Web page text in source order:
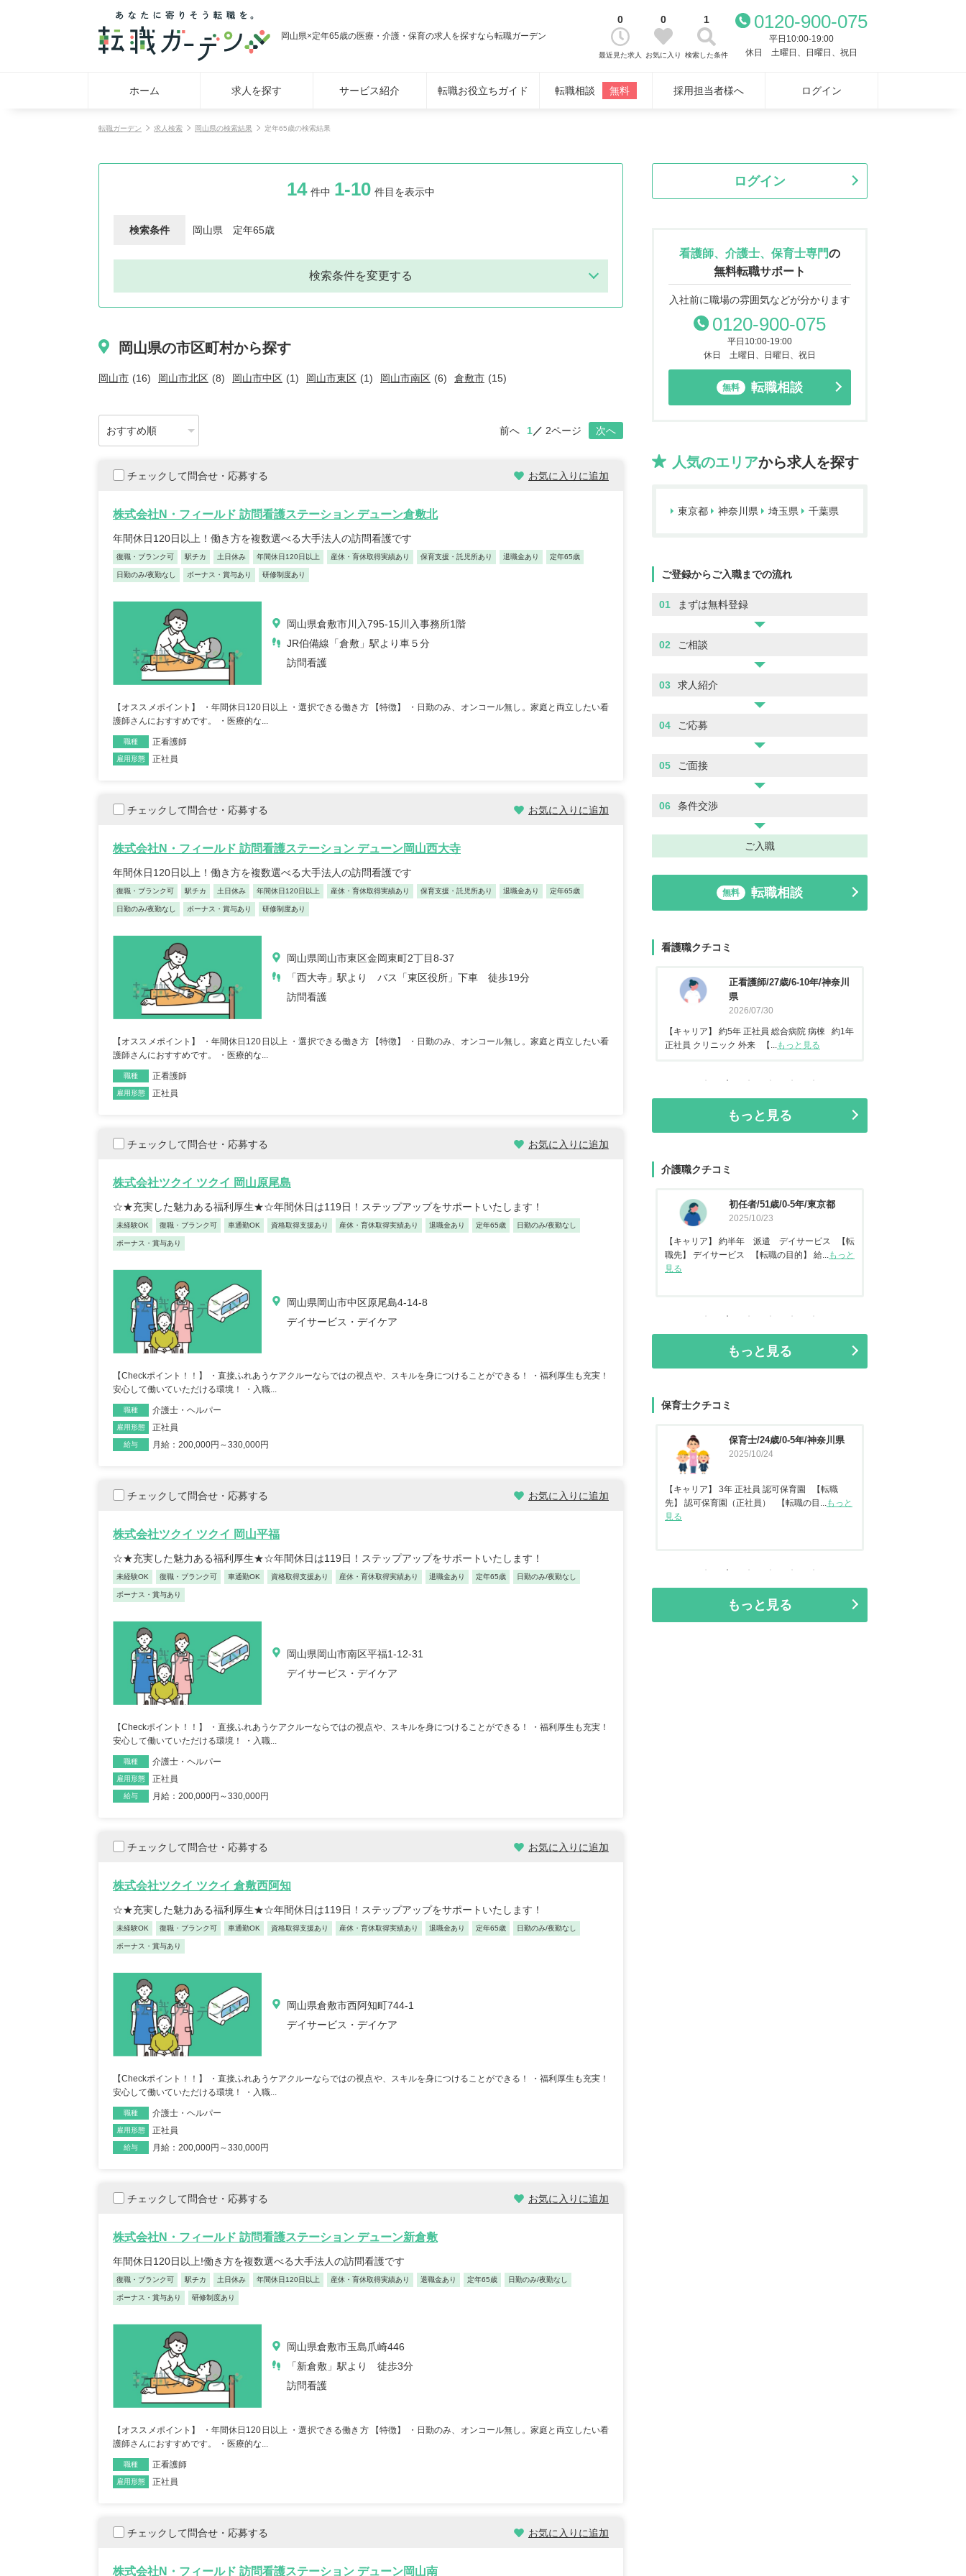
岡山県×定年65歳の医療・介護・保育の求人を探すなら転職ガーデン
0
最近見た求人
0
お気に入り
1
検索した条件
0120-900-075
平日10:00-19:00
休日 土曜日、日曜日、祝日
ホーム 求人を探す サービス紹介 転職お役立ちガイド 転職相談 無料 採用担当者様へ ログイン
転職ガーデン 求人検索 岡山県の検索結果 定年65歳の検索結果
14 件中 1-10 件目を表示中
検索条件 岡山県 定年65歳
検索条件を変更する
岡山県の市区町村から探す
岡山市 (16) 岡山市北区 (8) 岡山市中区 (1) 岡山市東区 (1) 岡山市南区 (6) 倉敷市 (15)
前へ 1 2ページ 次へ
チェックして問合せ・応募する お気に入りに追加
株式会社N・フィールド 訪問看護ステーション デューン倉敷北
年間休日120日以上！働き方を複数選べる大手法人の訪問看護です
復職・ブランク可 駅チカ 土日休み 年間休日120日以上 産休・育休取得実績あり 保育支援・託児所あり 退職金あり 定年65歳
日勤のみ/夜勤なし ボーナス・賞与あり 研修制度あり
岡山県倉敷市川入795-15川入事務所1階
JR伯備線「倉敷」駅より車５分
訪問看護
【オススメポイント】 ・年間休日120日以上 ・選択できる働き方 【特徴】 ・日勤のみ、オンコール無し。家庭と両立したい看
護師さんにおすすめです。 ・医療的な...
職種 正看護師
雇用形態 正社員
チェックして問合せ・応募する お気に入りに追加
株式会社N・フィールド 訪問看護ステーション デューン岡山西大寺
年間休日120日以上！働き方を複数選べる大手法人の訪問看護です
復職・ブランク可 駅チカ 土日休み 年間休日120日以上 産休・育休取得実績あり 保育支援・託児所あり 退職金あり 定年65歳
日勤のみ/夜勤なし ボーナス・賞与あり 研修制度あり
岡山県岡山市東区金岡東町2丁目8-37
「西大寺」駅より バス「東区役所」下車 徒歩19分
訪問看護
【オススメポイント】 ・年間休日120日以上 ・選択できる働き方 【特徴】 ・日勤のみ、オンコール無し。家庭と両立したい看
護師さんにおすすめです。 ・医療的な...
職種 正看護師
雇用形態 正社員
チェックして問合せ・応募する お気に入りに追加
株式会社ツクイ ツクイ 岡山原尾島
☆★充実した魅力ある福利厚生★☆年間休日は119日！ステップアップをサポートいたします！
未経験OK 復職・ブランク可 車通勤OK 資格取得支援あり 産休・育休取得実績あり 退職金あり 定年65歳 日勤のみ/夜勤なし
ボーナス・賞与あり
岡山県岡山市中区原尾島4-14-8
デイサービス・デイケア
【Checkポイント！！】 ・直接ふれあうケアクルーならではの視点や、スキルを身につけることができる！ ・福利厚生も充実！
安心して働いていただける環境！ ・入職...
職種 介護士・ヘルパー
雇用形態 正社員
給与 月給：200,000円～330,000円
チェックして問合せ・応募する お気に入りに追加
株式会社ツクイ ツクイ 岡山平福
☆★充実した魅力ある福利厚生★☆年間休日は119日！ステップアップをサポートいたします！
未経験OK 復職・ブランク可 車通勤OK 資格取得支援あり 産休・育休取得実績あり 退職金あり 定年65歳 日勤のみ/夜勤なし
ボーナス・賞与あり
岡山県岡山市南区平福1-12-31
デイサービス・デイケア
【Checkポイント！！】 ・直接ふれあうケアクルーならではの視点や、スキルを身につけることができる！ ・福利厚生も充実！
安心して働いていただける環境！ ・入職...
職種 介護士・ヘルパー
雇用形態 正社員
給与 月給：200,000円～330,000円
チェックして問合せ・応募する お気に入りに追加
株式会社ツクイ ツクイ 倉敷西阿知
☆★充実した魅力ある福利厚生★☆年間休日は119日！ステップアップをサポートいたします！
未経験OK 復職・ブランク可 車通勤OK 資格取得支援あり 産休・育休取得実績あり 退職金あり 定年65歳 日勤のみ/夜勤なし
ボーナス・賞与あり
岡山県倉敷市西阿知町744-1
デイサービス・デイケア
【Checkポイント！！】 ・直接ふれあうケアクルーならではの視点や、スキルを身につけることができる！ ・福利厚生も充実！
安心して働いていただける環境！ ・入職...
職種 介護士・ヘルパー
雇用形態 正社員
給与 月給：200,000円～330,000円
チェックして問合せ・応募する お気に入りに追加
株式会社N・フィールド 訪問看護ステーション デューン新倉敷
年間休日120日以上!働き方を複数選べる大手法人の訪問看護です
復職・ブランク可 駅チカ 土日休み 年間休日120日以上 産休・育休取得実績あり 退職金あり 定年65歳 日勤のみ/夜勤なし
ボーナス・賞与あり 研修制度あり
岡山県倉敷市玉島爪崎446
「新倉敷」駅より 徒歩3分
訪問看護
【オススメポイント】 ・年間休日120日以上 ・選択できる働き方 【特徴】 ・日勤のみ、オンコール無し。家庭と両立したい看
護師さんにおすすめです。 ・医療的な...
職種 正看護師
雇用形態 正社員
チェックして問合せ・応募する お気に入りに追加
株式会社N・フィールド 訪問看護ステーション デューン岡山南
ログイン
看護師、介護士、保育士専門の
無料転職サポート
入社前に職場の雰囲気などが分かります
0120-900-075
平日10:00-19:00
休日 土曜日、日曜日、祝日
無料 転職相談
人気のエリアから求人を探す
東京都 神奈川県 埼玉県 千葉県
ご登録からご入職までの流れ
01 まずは無料登録
02 ご相談
03 求人紹介
04 ご応募
05 ご面接
06 条件交渉
ご入職
無料 転職相談
看護職クチコミ
正看護師/39歳/16-20年/東京
ブランク 約1年 パート デイサー...もっと見る
正看護師/30歳/経験5-10年/千
来/病棟 4年 正職員 総合病院 ...もっと見る
正看護師/27歳/6-10年/神奈川
県
【キャリア】 約5年 正社員 総合病院 病棟 約1年
正社員 クリニック 外来 【...もっと見る
常勤 地域包括ケア病棟 【転...
もっと見る
介護職クチコミ
初任者/53歳/0-4年/千葉県
2025/09/22
見る
介護福祉士/46歳/20-25年/神
奈川県
2025/10/29
初任者/51歳/0-5年/東京都
2025/10/23
【キャリア】 約半年 派遣 デイサービス 【転
職先】 デイサービス 【転職の目的】 給...
もっと
もっと見る
保育士クチコミ
る
保育士/24歳/0-5年/神奈川県
2025/10/24
【キャリア】 3年 正社員 認可保育園 【転職
先】 認可保育園（正社員） 【転職の目...もっと
見る
もっと見る